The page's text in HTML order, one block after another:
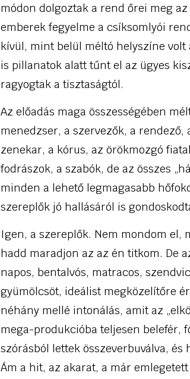
módon dolgoztak a rend őrei meg
emberek fegyelme a csíksomlyói
kívül, mint belül méltó helyszíne volt
is pillanatok alatt tűnt el az ügyes
ragyogtak a tisztaságtól.
Az előadás maga összességében
menedzser, a szervezők, a
zenekar, a kórus, az örökmozgó
fodrászok, a szabók, de az összes
minden a lehető legmagasabb
szereplők jó hallásáról is
Igen, a szereplők. Nem mondom el,
hadd maradjon az az én titkom. De
napos, bentalvós, matracos,
gyümölcsöt, ideálist megközelítőre
néhány mellé intonálás, amit az
mega-produkcióba teljesen belefér,
szórásból lettek összeverbuválva,
Ám a hit, az akarat, a már